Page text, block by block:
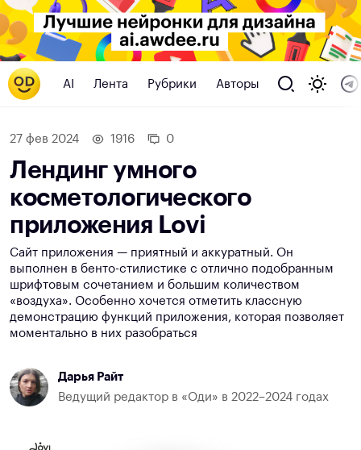
AI Лента Рубрики Авторы
27 фев 2024 1916 0
Лендинг умного
косметологического
приложения Lovi
Сайт приложения — приятный и аккуратный. Он
выполнен в бенто-стилистике с отлично подобранным
шрифтовым сочетанием и большим количеством
«воздуха». Особенно хочется отметить классную
демонстрацию функций приложения, которая позволяет
моментально в них разобраться
Дарья Райт
Ведущий редактор в «Оди» в 2022–2024 годах